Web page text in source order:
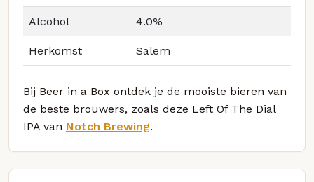
Alcohol 4.0%
Herkomst Salem
Bij Beer in a Box ontdek je de mooiste bieren van
de beste brouwers, zoals deze Left Of The Dial
IPA van Notch Brewing.